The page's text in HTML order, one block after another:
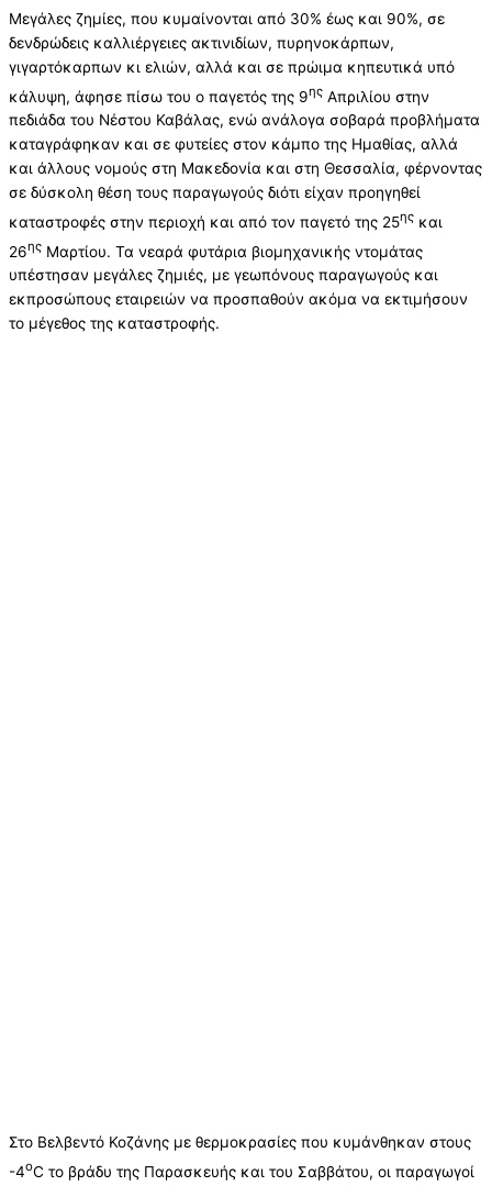
Μεγάλες ζημίες, που κυμαίνονται από 30% έως και 90%, σε
δενδρώδεις καλλιέργειες ακτινιδίων, πυρηνοκάρπων,
γιγαρτόκαρπων κι ελιών, αλλά και σε πρώιμα κηπευτικά υπό
κάλυψη, άφησε πίσω του ο παγετός της 9ης Απριλίου στην
πεδιάδα του Νέστου Καβάλας, ενώ ανάλογα σοβαρά προβλήματα
καταγράφηκαν και σε φυτείες στον κάμπο της Ημαθίας, αλλά
και άλλους νομούς στη Μακεδονία και στη Θεσσαλία, φέρνοντας
σε δύσκολη θέση τους παραγωγούς διότι είχαν προηγηθεί
καταστροφές στην περιοχή και από τον παγετό της 25ης και
26ης Μαρτίου. Τα νεαρά φυτάρια βιομηχανικής ντομάτας
υπέστησαν μεγάλες ζημιές, με γεωπόνους παραγωγούς και
εκπροσώπους εταιρειών να προσπαθούν ακόμα να εκτιμήσουν
το μέγεθος της καταστροφής.
Στο Βελβεντό Κοζάνης με θερμοκρασίες που κυμάνθηκαν στους
-4oC το βράδυ της Παρασκευής και του Σαββάτου, οι παραγωγοί